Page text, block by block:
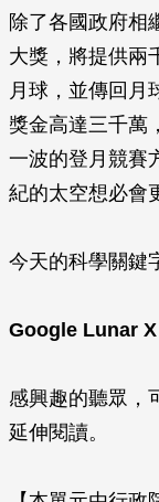
除了各國政府相
大獎，將提供兩
月球，並傳回月
獎金高達三千萬
一波的登月競賽
紀的太空想必會
今天的科學關鍵
Google Lunar
感興趣的聽眾，
延伸閱讀。